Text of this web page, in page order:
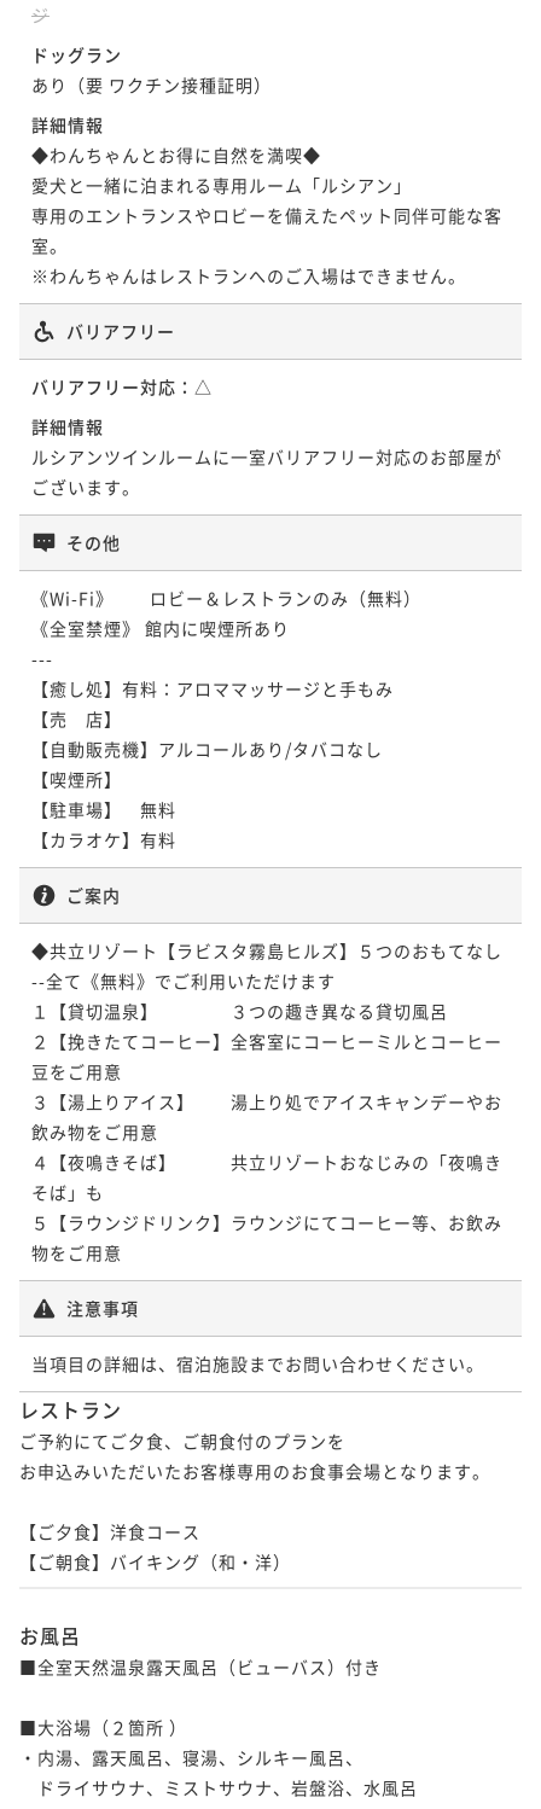
ジ
ドッグラン
あり（要 ワクチン接種証明）
詳細情報
◆わんちゃんとお得に自然を満喫◆
愛犬と一緒に泊まれる専用ルーム「ルシアン」
専用のエントランスやロビーを備えたペット同伴可能な客
室。
※わんちゃんはレストランへのご入場はできません。
バリアフリー
バリアフリー対応： △
詳細情報
ルシアンツインルームに一室バリアフリー対応のお部屋が
ございます。
その他
《Wi-Fi》　　ロビー＆レストランのみ（無料）
《全室禁煙》 館内に喫煙所あり
---
【癒し処】有料：アロママッサージと手もみ
【売　店】
【自動販売機】アルコールあり/タバコなし
【喫煙所】
【駐車場】　無料
【カラオケ】有料
ご案内
◆共立リゾート【ラビスタ霧島ヒルズ】５つのおもてなし
--全て《無料》でご利用いただけます
１【貸切温泉】　　　　３つの趣き異なる貸切風呂
２【挽きたてコーヒー】全客室にコーヒーミルとコーヒー
豆をご用意
３【湯上りアイス】　　湯上り処でアイスキャンデーやお
飲み物をご用意
４【夜鳴きそば】　　　共立リゾートおなじみの「夜鳴き
そば」も
５【ラウンジドリンク】ラウンジにてコーヒー等、お飲み
物をご用意
注意事項
当項目の詳細は、宿泊施設までお問い合わせください。
レストラン
ご予約にてご夕食、ご朝食付のプランを
お申込みいただいたお客様専用のお食事会場となります。
【ご夕食】洋食コース
【ご朝食】バイキング（和・洋）
お風呂
■全室天然温泉露天風呂（ビューバス）付き
■大浴場（２箇所 ）
・内湯、露天風呂、寝湯、シルキー風呂、
ドライサウナ、ミストサウナ、岩盤浴、水風呂